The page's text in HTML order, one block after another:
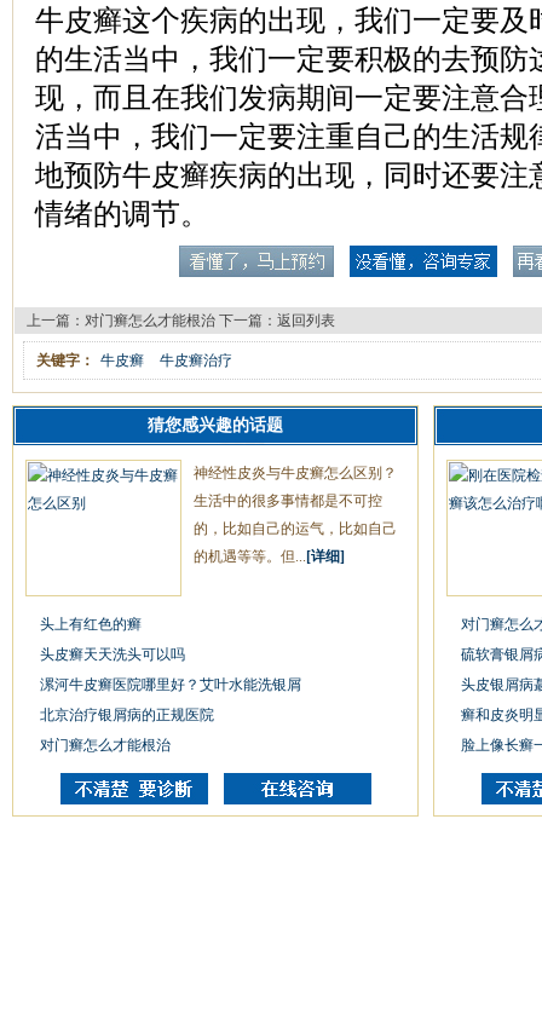
牛皮癣这个疾病的出现，我们一定要及
的生活当中，我们一定要积极的去预防
现，而且在我们发病期间一定要注意合
活当中，我们一定要注重自己的生活规
地预防牛皮癣疾病的出现，同时还要注
情绪的调节。
上一篇： 对门癣怎么才能根治 下一篇： 返回列表
关键字： 牛皮癣 牛皮癣治疗
猜您感兴趣的话题
神经性皮炎与牛皮癣怎么区别？
生活中的很多事情都是不可控
的，比如自己的运气，比如自己
的机遇等等。但... [详细]
头上有红色的癣
头皮癣天天洗头可以吗
漯河牛皮癣医院哪里好？艾叶水能洗银屑
北京治疗银屑病的正规医院
对门癣怎么才能根治
对门癣怎么
硫软膏银屑
头皮银屑病
癣和皮炎明
脸上像长癣